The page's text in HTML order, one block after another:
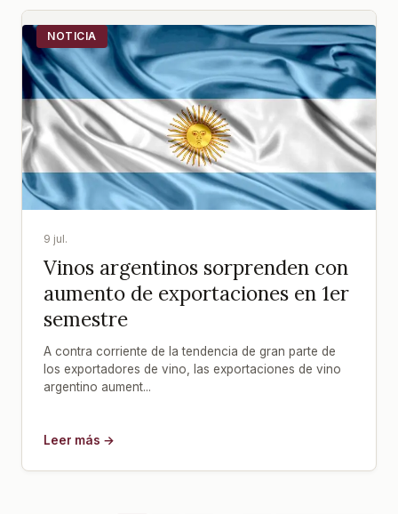
NOTICIA
9 jul.
Vinos argentinos sorprenden con
aumento de exportaciones en 1er
semestre
A contra corriente de la tendencia de gran parte de
los exportadores de vino, las exportaciones de vino
argentino aument...
Leer más →